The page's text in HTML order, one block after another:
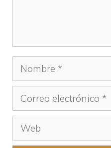
Nombre
Correo
electrónico
Web